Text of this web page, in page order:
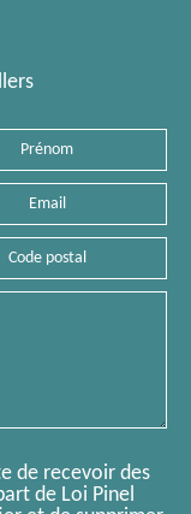
de recevoir des
de Loi Pinel